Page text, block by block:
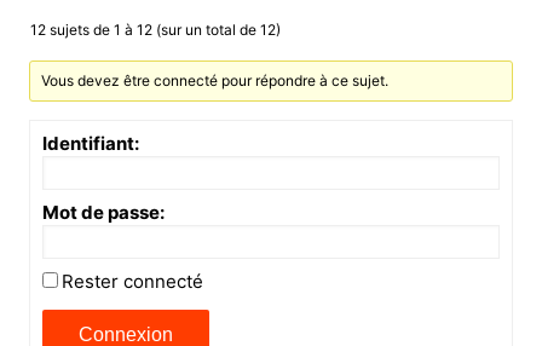
12 sujets de 1 à 12 (sur un total de 12)
Vous devez être connecté pour répondre à ce sujet.
Identifiant:
Mot de passe:
Rester connecté
Connexion